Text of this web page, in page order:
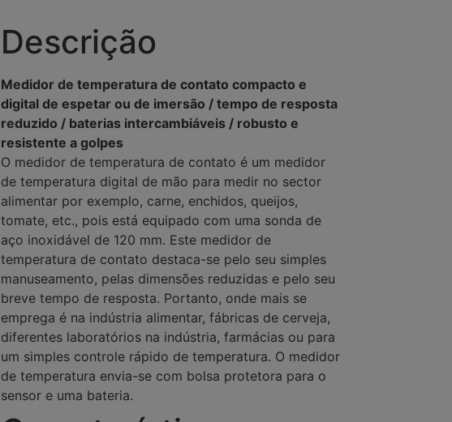
Descrição
Medidor de temperatura de contato compacto e
digital de espetar ou de imersão / tempo de resposta
reduzido / baterias intercambiáveis / robusto e
resistente a golpes
O medidor de temperatura de contato é um medidor
de temperatura digital de mão para medir no sector
alimentar por exemplo, carne, enchidos, queijos,
tomate, etc., pois está equipado com uma sonda de
aço inoxidável de 120 mm. Este medidor de
temperatura de contato destaca-se pelo seu simples
manuseamento, pelas dimensões reduzidas e pelo seu
breve tempo de resposta. Portanto, onde mais se
emprega é na indústria alimentar, fábricas de cerveja,
diferentes laboratórios na indústria, farmácias ou para
um simples controle rápido de temperatura. O medidor
de temperatura envia-se com bolsa protetora para o
sensor e uma bateria.